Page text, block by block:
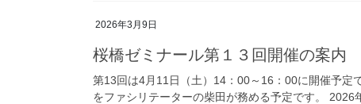
2026年3月9日
桜橋ゼミナール第１３回開催の案内
第13回は4月11日（土）14：00～16：00に開催予
をファシリテーターの柴田が務める予定です。